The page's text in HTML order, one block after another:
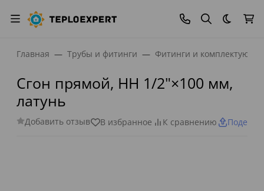
Темная
Главная Трубы и фитинги Фитинги и
Сгон прямой, НН 1/2"×100 мм,
латунь
Добавить отзыв В избранное К сравнению